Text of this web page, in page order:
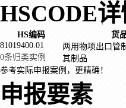
HSCODE
HS编码 货
81019400.01
0条归类实例
两用物项出口管
其制品
参考实际申报案例，更精确！
申报要素